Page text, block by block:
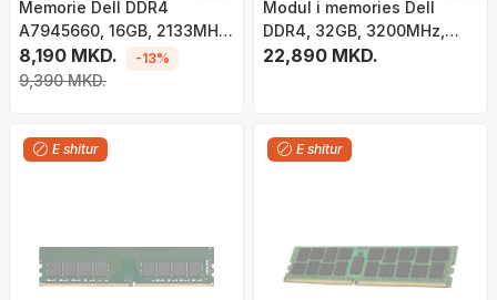
Memorie Dell DDR4
A7945660, 16GB, 2133MHz,
RDIMM, e zezë
8,190 MKD.
9,390 MKD.
-13%
Modul i memories Dell
DDR4, 32GB, 3200MHz,
CL22
22,890 MKD.
E shitur E shitur